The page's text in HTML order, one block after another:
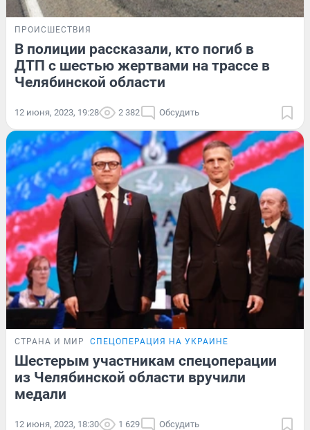
ПРОИСШЕСТВИЯ
В полиции рассказали, кто погиб в
ДТП с шестью жертвами на трассе в
Челябинской области
12 июня, 2023, 19:28 2 382 Обсудить
СТРАНА И МИР СПЕЦОПЕРАЦИЯ НА УКРАИНЕ
Шестерым участникам спецоперации
из Челябинской области вручили
медали
12 июня, 2023, 18:30 1 629 Обсудить